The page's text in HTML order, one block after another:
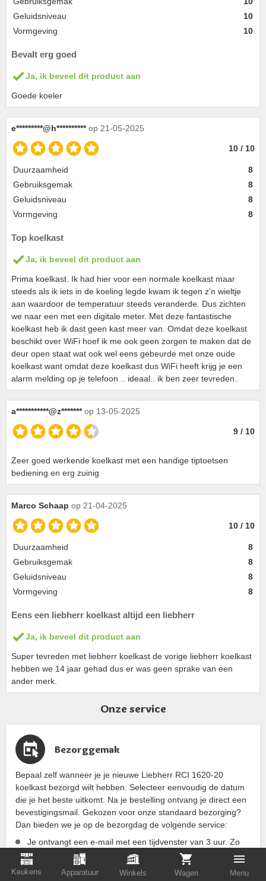
Keukens Apparatuur Winkels Wagen Menu
Geluidsniveau
10
Vormgeving
10
Bevalt erg goed
Ja, ik beveel dit product aan
Goede koeler
e*********@h********** op 21-05-2025
10 / 10
Duurzaamheid
8
Gebruiksgemak
8
Geluidsniveau
8
Vormgeving
8
Top koelkast
Ja, ik beveel dit product aan
Prima koelkast. Ik had hier voor een normale koelkast maar
steeds als ik iets in de koeling legde kwam ik tegen z'n wieltje
aan waardoor de temperatuur steeds veranderde. Dus zichten
we naar een met een digitale meter. Met deze fantastische
koelkast heb ik dast geen kast meer van. Omdat deze koelkast
beschikt over WiFi hoef ik me ook geen zorgen te maken dat de
deur open staat wat ook wel eens gebeurde met onze oude
koelkast want omdat deze koelkast dus WiFi heeft krijg je een
alarm melding op je telefoon .. ideaal.. ik ben zeer tevreden..
a***********@z******* op 13-05-2025
9 / 10
Zeer goed werkende koelkast met een handige tiptoetsen
bediening en erg zuinig
Marco Schaap op 21-04-2025
10 / 10
Duurzaamheid
8
Gebruiksgemak
8
Geluidsniveau
8
Vormgeving
8
Eens een liebherr koelkast altijd een liebherr
Ja, ik beveel dit product aan
Super tevreden met liebherr koelkast de vorige liebherr koelkast
hebben we 14 jaar gehad dus er was geen sprake van een
ander merk.
Onze service
Bezorggemak
Bepaal zelf wanneer je je nieuwe Liebherr RCI 1620-20
koelkast bezorgd wilt hebben. Selecteer eenvoudig de datum
die je het beste uitkomt. Na je bestelling ontvang je direct een
bevestigingsmail. Gekozen voor onze standaard bezorging?
Dan bieden we je op de bezorgdag de volgende service:
Je ontvangt een e-mail met een tijdvenster van 3 uur. Zo
weet je precies wanneer je nieuwe koelkast wordt bezorgd
en hoef je niet de hele dag thuis te blijven.